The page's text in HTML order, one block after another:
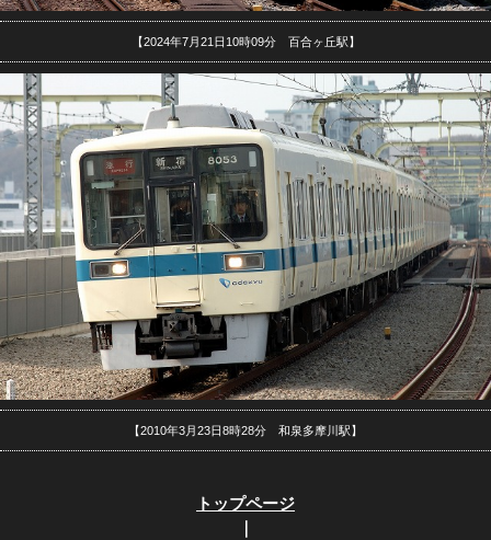
【2024年7月21日10時09分 百合ヶ丘駅】
【2010年3月23日8時28分 和泉多摩川駅】
トップページ
｜